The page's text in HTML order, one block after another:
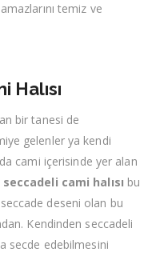
temiz ve
bir tanesi de
gelenler ya kendi
cami içerisinde yer alan
cami halısı bu
deseni olan bu
Kendinden seccadeli
secde edebilmesini